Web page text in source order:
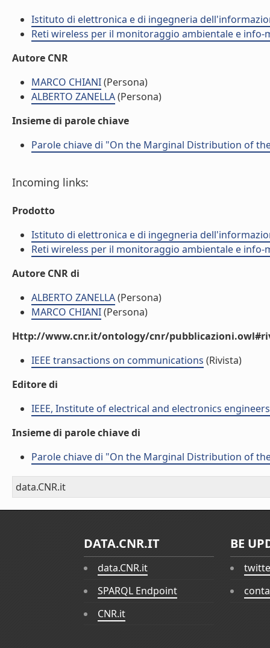
Istituto di elettronica e di ingegneria
Reti wireless per il monitoraggio ambientale e info-
Autore CNR
MARCO CHIANI(Persona)
ALBERTO ZANELLA(Persona)
Insieme di parole chiave
Parole chiave di "On the Marginal Distribution of
Incoming links:
Prodotto
Istituto di elettronica e di ingegneria
Reti wireless per il monitoraggio ambientale e info-
Autore CNR di
ALBERTO ZANELLA(Persona)
MARCO CHIANI(Persona)
Http://www.cnr.it/ontology/cnr/
IEEE transactions on communications (Rivista)
Editore di
IEEE, Institute of electrical and electronics engineers
Insieme di parole chiave di
Parole chiave di "On the Marginal Distribution of
data.CNR.it
DATA.CNR.IT
data.CNR.it
SPARQL Endpoint
CNR.it
BE